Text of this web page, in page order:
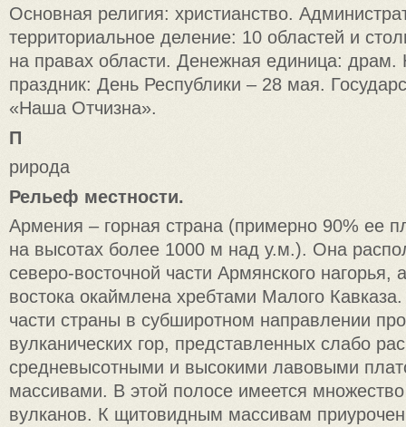
Основная религия: христианство.
территориальное деление: 10 областей и
на правах области. Денежная единица: драм.
праздник: День Республики – 28 мая.
«Наша Отчизна».
П
рирода
Рельеф местности.
Армения – горная страна (примерно 90% ее
на высотах более 1000 м над у.м.). Она
северо-восточной части Армянского нагорья,
востока окаймлена хребтами Малого
части страны в субширотном направлении
вулканических гор, представленных слабо
средневысотными и высокими лавовыми
массивами. В этой полосе имеется
вулканов. К щитовидным массивам